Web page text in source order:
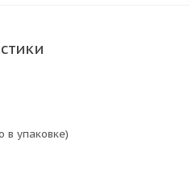
в упаковке)